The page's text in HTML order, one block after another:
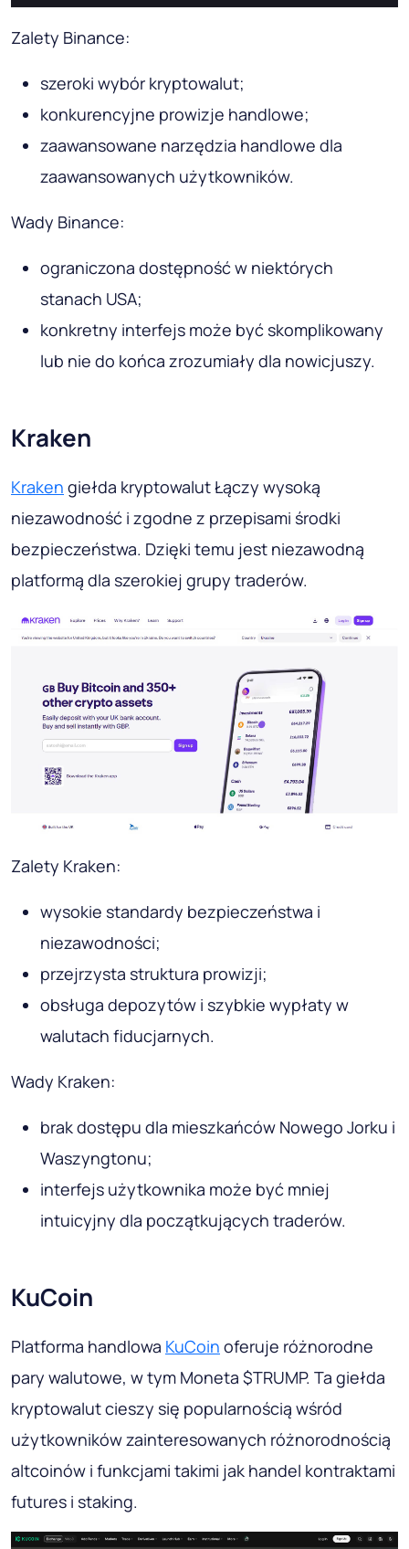
Zalety Binance:
szeroki wybór kryptowalut;
konkurencyjne prowizje handlowe;
zaawansowane narzędzia handlowe dla
zaawansowanych użytkowników.
Wady Binance:
ograniczona dostępność w niektórych
stanach USA;
konkretny interfejs może być skomplikowany
lub nie do końca zrozumiały dla nowicjuszy.
Kraken
Kraken giełda kryptowalut Łączy wysoką
niezawodność i zgodne z przepisami środki
bezpieczeństwa. Dzięki temu jest niezawodną
platformą dla szerokiej grupy traderów.
Zalety Kraken:
wysokie standardy bezpieczeństwa i
niezawodności;
przejrzysta struktura prowizji;
obsługa depozytów i szybkie wypłaty w
walutach fiducjarnych.
Wady Kraken:
brak dostępu dla mieszkańców Nowego Jorku i
Waszyngtonu;
interfejs użytkownika może być mniej
intuicyjny dla początkujących traderów.
KuCoin
Platforma handlowa KuCoin oferuje różnorodne
pary walutowe, w tym Moneta $TRUMP. Ta giełda
kryptowalut cieszy się popularnością wśród
użytkowników zainteresowanych różnorodnością
altcoinów i funkcjami takimi jak handel kontraktami
futures i staking.